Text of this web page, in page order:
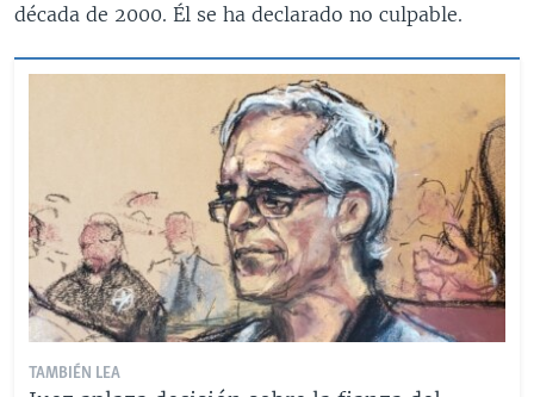
década de 2000. Él se ha declarado no culpable.
TAMBIÉN LEA